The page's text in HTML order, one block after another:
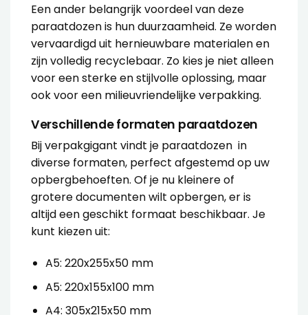
Een ander belangrijk voordeel van deze
paraatdozen is hun duurzaamheid. Ze worden
vervaardigd uit hernieuwbare materialen en
zijn volledig recyclebaar. Zo kies je niet alleen
voor een sterke en stijlvolle oplossing, maar
ook voor een milieuvriendelijke verpakking.
Verschillende formaten paraatdozen
Bij verpakgigant vindt je paraatdozen in
diverse formaten, perfect afgestemd op uw
opbergbehoeften. Of je nu kleinere of
grotere documenten wilt opbergen, er is
altijd een geschikt formaat beschikbaar. Je
kunt kiezen uit:
A5: 220x255x50 mm
A5: 220x155x100 mm
A4: 305x215x50 mm